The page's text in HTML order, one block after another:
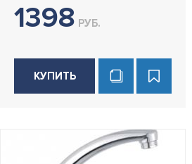
1398 РУБ.
КУПИТЬ